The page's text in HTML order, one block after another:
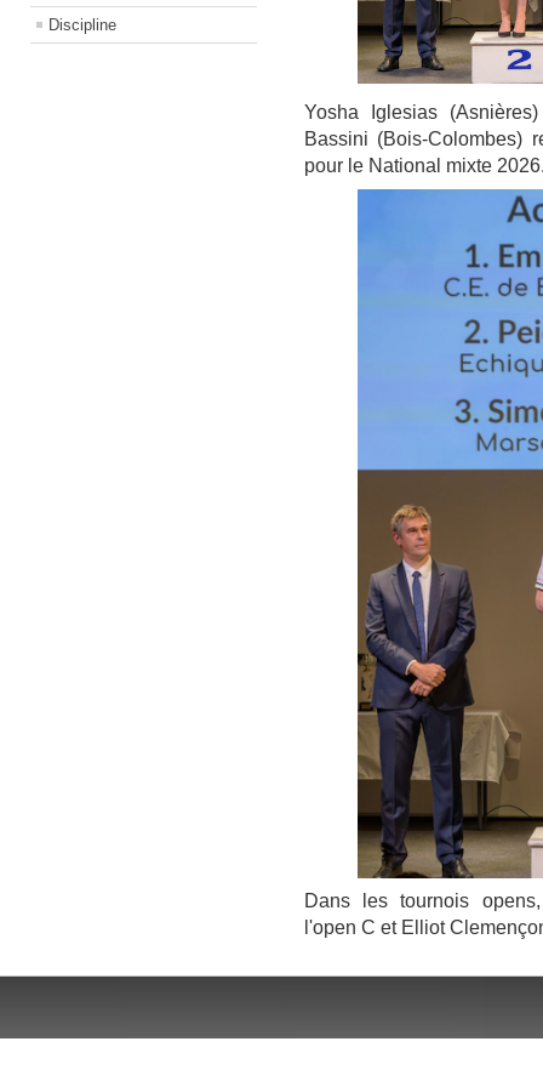
Discipline
Yosha Iglesias
Bassini (Bois-Colombes)
pour le National mixte
Dans les tournois
l'open C et Elliot